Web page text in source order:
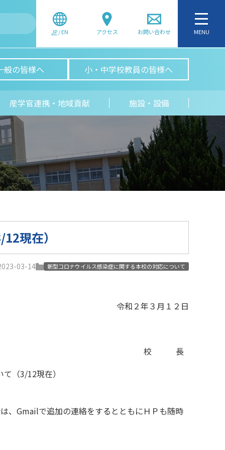
MENU
お問い合わせ
アクセス
JP/EN
般の皆様へ 小・中学校教員の皆様へ
産学官連携・地域貢献 施設・設備
現在）
03-14 新型コロナウイルス感染症に関する本校の対応について
令和２年３月１２日
校 長
（3/12現在）
、Gmailで追加の連絡をするとともにＨＰも随時